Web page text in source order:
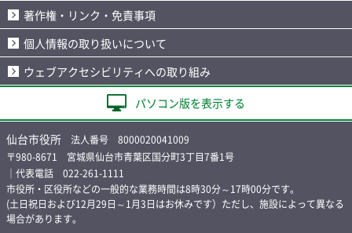
著作権・リンク・免責事項
個人情報の取り扱いについて
ウェブアクセシビリティへの取り組み
パソコン版を表示する
仙台市役所 法人番号 8000020041009
〒980-8671 宮城県仙台市青葉区国分町3丁目7番1号
｜代表電話 022-261-1111
市役所・区役所などの一般的な業務時間は8時30分～17時00分です。
(土日祝日および12月29日～1月3日はお休みです）ただし、施設によって異なる
場合があります。